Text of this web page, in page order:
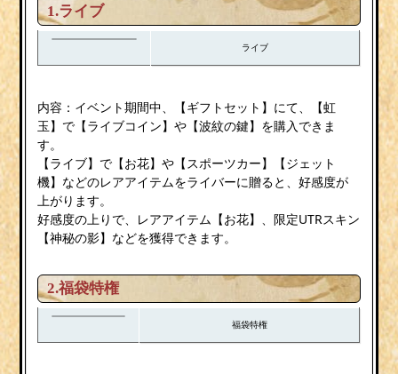
1.ライブ
ライブ
内容：イベント期間中、【ギフトセット】にて、【虹
玉】で【ライブコイン】や【波紋の鍵】を購入できま
す。
【ライブ】で【お花】や【スポーツカー】【ジェット
機】などのレアアイテムをライバーに贈ると、好感度が
上がります。
好感度の上りで、レアアイテム【お花】、限定UTRスキン
【神秘の影】などを獲得できます。
2.福袋特権
福袋特権